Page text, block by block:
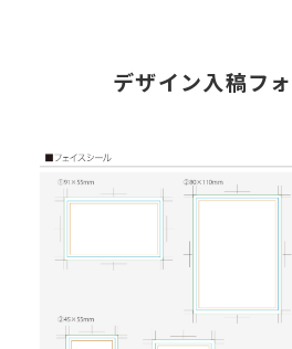
デザイン入稿フ